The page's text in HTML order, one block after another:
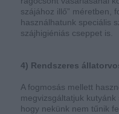
szájához illő” méretben,
használhatunk speciális
szájhigiéniás cseppet is.
4) Rendszeres
A fogmosás mellett
megvizsgáltatjuk kutyánk
hogy nekünk nem tűnik